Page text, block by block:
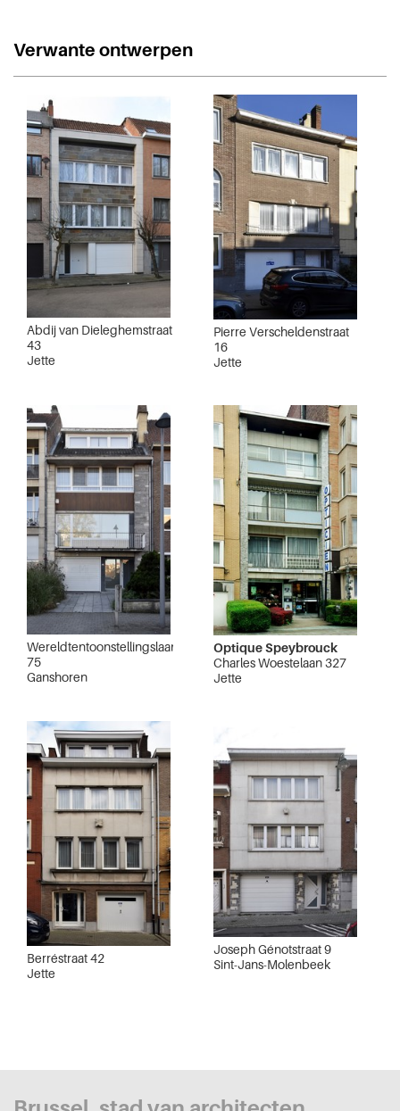
Verwante ontwerpen
Abdij van Dieleghemstraat
43
Jette
Pierre Verscheldenstraat
16
Jette
Wereldtentoonstellingslaan
75
Ganshoren
Optique Speybrouck
Charles Woestelaan 327
Jette
Berréstraat 42
Jette
Joseph Génotstraat 9
Sint-Jans-Molenbeek